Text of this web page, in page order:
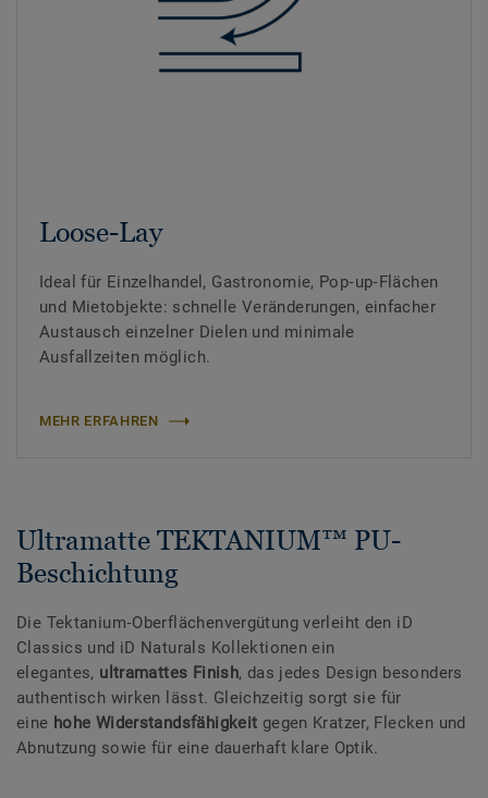
Loose-Lay
Ideal für Einzelhandel, Gastronomie, Pop‑up‑Flächen
und Mietobjekte: schnelle Veränderungen, einfacher
Austausch einzelner Dielen und minimale
Ausfallzeiten möglich.
MEHR ERFAHREN
Ultramatte TEKTANIUM™ PU-
Beschichtung
Die Tektanium‑Oberflächenvergütung verleiht den iD
Classics und iD Naturals Kollektionen ein
elegantes, ultramattes Finish, das jedes Design besonders
authentisch wirken lässt. Gleichzeitig sorgt sie für
eine hohe Widerstandsfähigkeit gegen Kratzer, Flecken und
Abnutzung sowie für eine dauerhaft klare Optik.